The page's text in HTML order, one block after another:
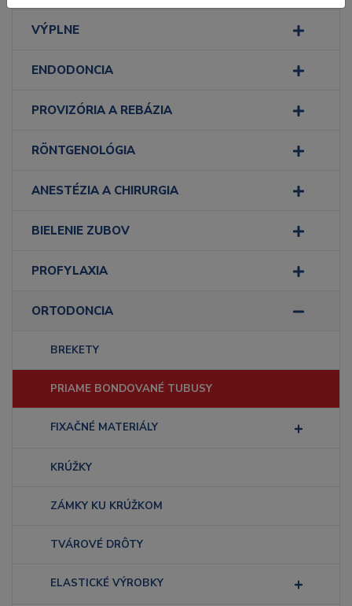
VÝPLNE
ENDODONCIA
PROVIZÓRIA A REBÁZIA
RÖNTGENOLÓGIA
ANESTÉZIA A CHIRURGIA
BIELENIE ZUBOV
PROFYLAXIA
ORTODONCIA
BREKETY
PRIAME BONDOVANÉ TUBUSY
FIXAČNÉ MATERIÁLY
KRÚŽKY
ZÁMKY KU KRÚŽKOM
TVÁROVÉ DRÔTY
ELASTICKÉ VÝROBKY